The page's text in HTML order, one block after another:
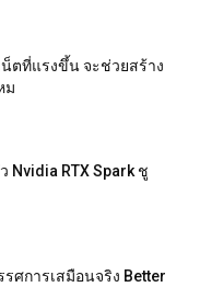
น็ตที่แรงขึ้น จะช่วยสร้าง
ม
Nvidia RTX Spark ชู
ศการเสมือนจริง Better